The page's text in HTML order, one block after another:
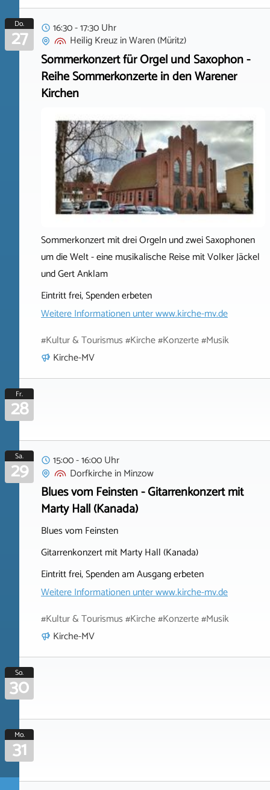
Do.
27
16:30 - 17:30 Uhr
Heilig KreuzinWaren (Müritz)
Sommerkonzert für Orgel und Saxophon -
Reihe Sommerkonzerte in den Warener
Kirchen
Sommerkonzert mit drei Orgeln und zwei Saxophonen
um die Welt - eine musikalische Reise mit Volker Jäckel
und Gert Anklam
Eintritt frei, Spenden erbeten
Weitere Informationen unterwww.kirche-mv.de
#Kultur & Tourismus #Kirche #Konzerte #Musik
Kirche-MV
Fr.
28
Sa.
29
15:00 - 16:00 Uhr
DorfkircheinMinzow
Blues vom Feinsten - Gitarrenkonzert mit
Marty Hall (Kanada)
Blues vom Feinsten
Gitarrenkonzert mit Marty Hall (Kanada)
Eintritt frei, Spenden am Ausgang erbeten
Weitere Informationen unterwww.kirche-mv.de
#Kultur & Tourismus #Kirche #Konzerte #Musik
Kirche-MV
So.
30
Mo.
31